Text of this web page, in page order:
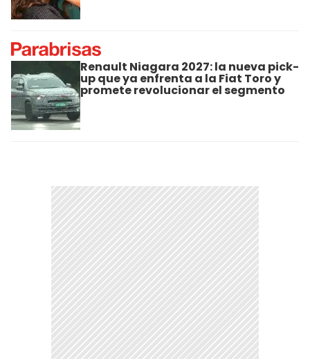
Renault Niagara 2027: la nueva pick-
up que ya enfrenta a la Fiat Toro y
promete revolucionar el segmento